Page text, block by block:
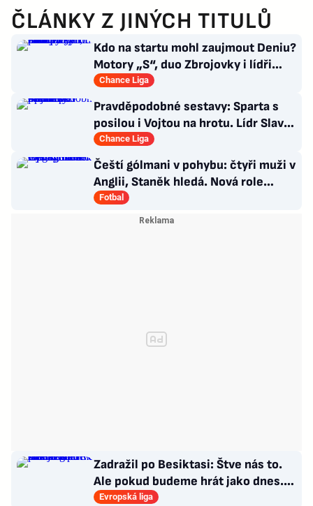
ČLÁNKY Z JINÝCH TITULŮ
Kdo na startu mohl zaujmout Deniu?
Motory „S“, duo Zbrojovky i lídři
pohárových zástupců
Chance Liga
Pravděpodobné sestavy: Sparta s
posilou i Vojtou na hrotu. Lídr Slavie
už v základu
Chance Liga
Čeští gólmani v pohybu: čtyři muži v
Anglii, Staněk hledá. Nová role
Kinského
Fotbal
Zadražil po Besiktasi: Štve nás to.
Ale pokud budeme hrát jako dnes...
Co se stalo u gólu?
Evropská liga